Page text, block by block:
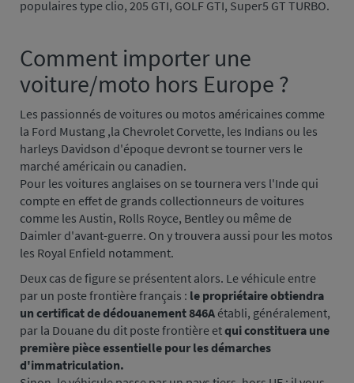
populaires type clio, 205 GTI, GOLF GTI, Super5 GT TURBO.
Paragraphe
3
Comment importer une
voiture/moto hors Europe ?
Les passionnés de voitures ou motos américaines comme
la Ford Mustang ,la Chevrolet Corvette, les Indians ou les
harleys Davidson d'époque devront se tourner vers le
marché américain ou canadien.
Pour les voitures anglaises on se tournera vers l'Inde qui
compte en effet de grands collectionneurs de voitures
comme les Austin, Rolls Royce, Bentley ou même de
Daimler d'avant-guerre. On y trouvera aussi pour les motos
les Royal Enfield notamment.
Deux cas de figure se présentent alors. Le véhicule entre
par un poste frontière français : le propriétaire obtiendra
un certificat de dédouanement 846A établi, généralement,
par la Douane du dit poste frontière etqui constituera une
première pièce essentielle pour les démarches
d'immatriculation.